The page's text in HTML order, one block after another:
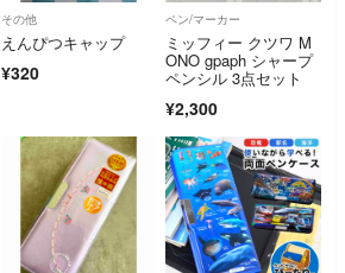
その他
えんぴつキャップ
¥320
ペン/マーカー
ミッフィー クツワ M
ONO gpaph シャープ
ペンシル 3点セット
¥2,300